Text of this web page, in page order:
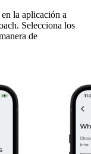
la aplicación a
Selecciona los
de